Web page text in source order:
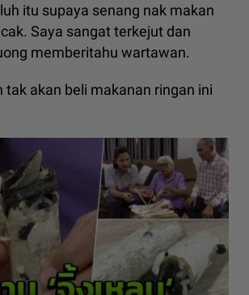
itu supaya senang nak makan
Saya sangat terkejut dan
memberitahu wartawan.
tak akan beli makanan ringan ini